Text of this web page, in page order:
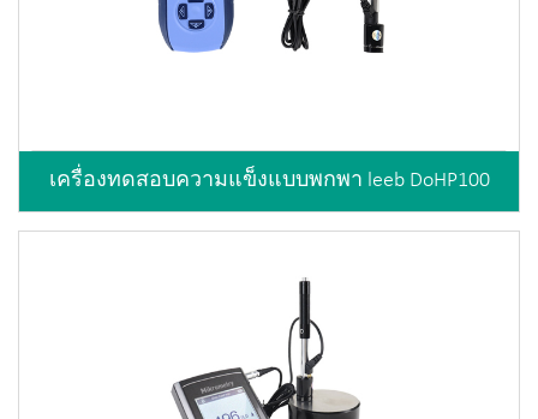
เครื่องทดสอบความแข็งแบบพกพา leeb DoHP100